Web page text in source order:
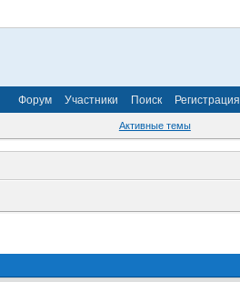
Форум Участники Поиск Регистрация
Активные темы